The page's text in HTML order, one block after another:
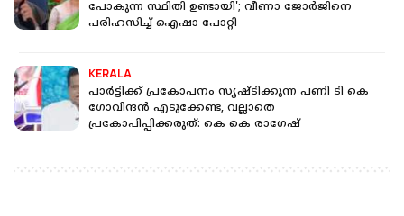
പോകുന്ന സ്ഥിതി ഉണ്ടായി'; വീണാ ജോര്‍ജിനെ
പരിഹസിച്ച് ഐഷാ പോറ്റി
KERALA
പാര്‍ട്ടിക്ക് പ്രകോപനം സൃഷ്ടിക്കുന്ന പണി ടി കെ
ഗോവിന്ദന്‍ എടുക്കേണ്ട, വല്ലാതെ
പ്രകോപിപ്പിക്കരുത്: കെ കെ രാഗേഷ്